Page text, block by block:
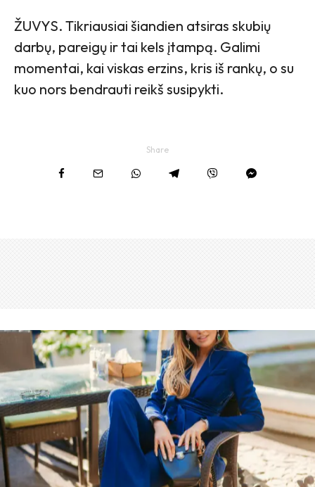
ŽUVYS. Tikriausiai šiandien atsiras skubių
darbų, pareigų ir tai kels įtampą. Galimi
momentai, kai viskas erzins, kris iš rankų, o su
kuo nors bendrauti reikš susipykti.
Share